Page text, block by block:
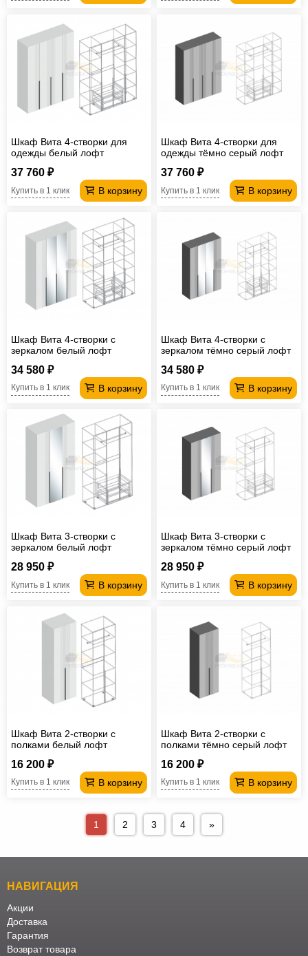
Шкаф Вита 4-створки для
одежды белый лофт
37 760 ₽
В корзину
Купить в 1 клик
Шкаф Вита 4-створки для
одежды тёмно серый лофт
37 760 ₽
В корзину
Купить в 1 клик
Шкаф Вита 4-створки с
зеркалом белый лофт
34 580 ₽
В корзину
Купить в 1 клик
Шкаф Вита 4-створки с
зеркалом тёмно серый лофт
34 580 ₽
В корзину
Купить в 1 клик
Шкаф Вита 3-створки с
зеркалом белый лофт
28 950 ₽
В корзину
Купить в 1 клик
Шкаф Вита 3-створки с
зеркалом тёмно серый лофт
28 950 ₽
В корзину
Купить в 1 клик
Шкаф Вита 2-створки с
полками белый лофт
16 200 ₽
В корзину
Купить в 1 клик
Шкаф Вита 2-створки с
полками тёмно серый лофт
16 200 ₽
В корзину
Купить в 1 клик
1 2 3 4 »
НАВИГАЦИЯ
Акции
Доставка
Гарантия
Возврат товара